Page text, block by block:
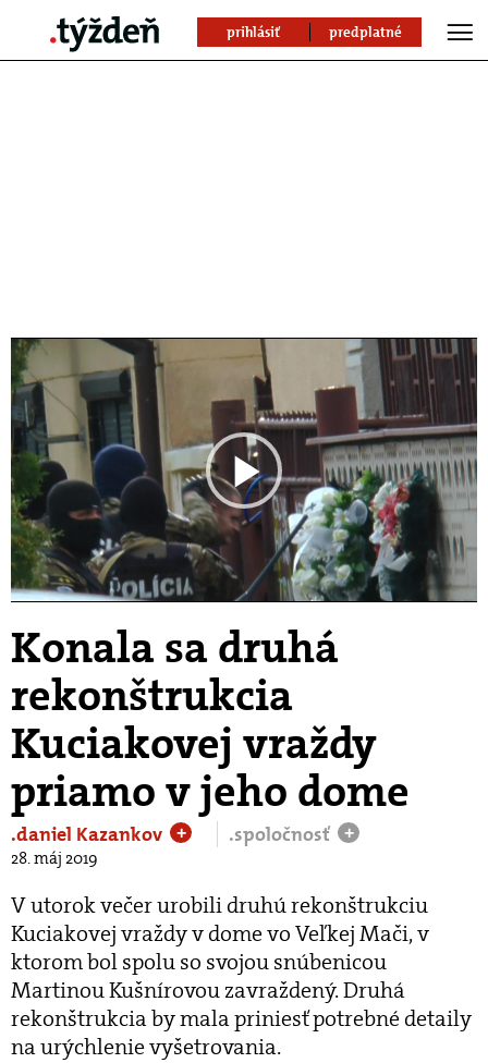
prihlásiť predplatné
Play
Video
Konala sa druhá
rekonštrukcia
Kuciakovej vraždy
priamo v jeho dome
.daniel Kazankov + .spoločnosť +
28. máj 2019
V utorok večer urobili druhú rekonštrukciu
Kuciakovej vraždy v dome vo Veľkej Mači, v
ktorom bol spolu so svojou snúbenicou
Martinou Kušnírovou zavraždený. Druhá
rekonštrukcia by mala priniesť potrebné detaily
na urýchlenie vyšetrovania.